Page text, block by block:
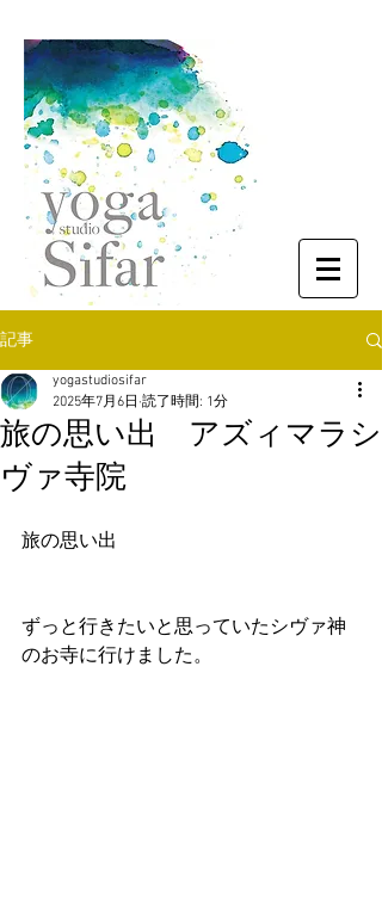
記事
旅の思い出 アズィマラシ
ヴァ寺院
yogastudiosifar
2025年7月6日 読了時間: 1分
旅の思い出
ずっと行きたいと思っていたシヴァ神
のお寺に行けました。